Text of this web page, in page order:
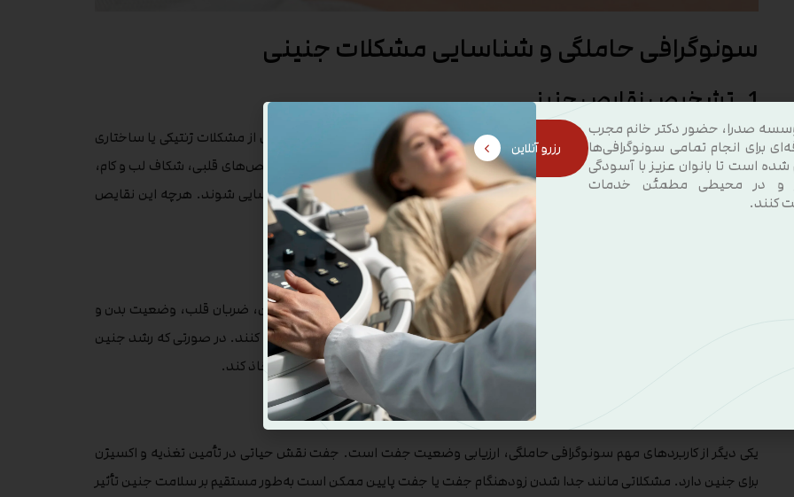
سونوگرافی حاملگی و شناسایی مشکلات جنینی
1. تشخیص نقایص جنینی
یکی از مهم‌ترین مزایای سونوگرافی حاملگی، توانایی شناسایی نقایص جنینی است. بسیاری از مشکلات ژنتیکی یا ساختاری
جنین در مراحل اولیه بارداری از طریق سونوگرافی قابل شناسایی هستند. نقایصی مانند نقص‌های قلبی، شکاف لب و کام،
مشکلات مغزی و ستون فقرات و سایر مشکلات مادرزادی ممکن است در این مرحله شناسایی شوند. هرچه این نقایص
زودتر تشخیص داده شوند، امکان درمان یا مداخله به‌موقع بیشتر است.
سونوگرافی حاملگی می‌تواند به‌طور مداوم رشد جنین را تحت نظر بگیرد. بررسی ابعاد جنین، ضربان قلب، وضعیت بدن و
حتی حرکات آن می‌تواند به پزشکان این امکان را بدهد که از رشد سالم جنین اطمینان حاصل کنند. در صورتی که رشد جنین
کمتر از حد طبیعی باشد، پزشک می‌تواند اقدامات لازم برای جلوگیری از خطرات احتمالی را اتخاذ کند.
یکی دیگر از کاربردهای مهم سونوگرافی حاملگی، ارزیابی وضعیت جفت است. جفت نقش حیاتی در تأمین تغذیه و اکسیژن
برای جنین دارد. مشکلاتی مانند جدا شدن زودهنگام جفت یا جفت پایین ممکن است به‌طور مستقیم بر سلامت جنین تأثیر
صدرا، حضور دکتر خانم مجرب
برای انجام تمامی سونوگرافی‌ها
شده است تا بانوان عزیز با آسودگی
و در محیطی مطمئن خدمات
کنند.
رزرو آنلاین